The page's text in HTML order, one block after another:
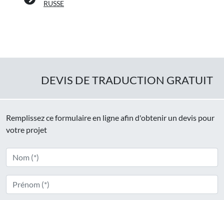
RUSSE
DEVIS DE TRADUCTION GRATUIT
Remplissez ce formulaire en ligne afin d'obtenir un devis pour
votre projet